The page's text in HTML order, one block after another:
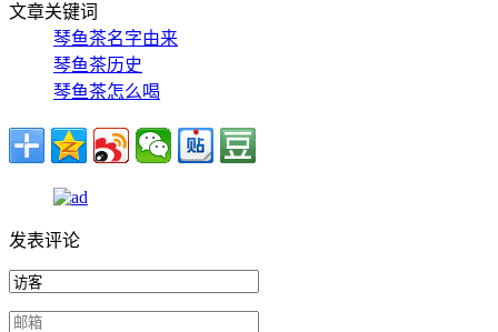
文章关键词
琴鱼茶名字由来
琴鱼茶历史
琴鱼茶怎么喝
发表评论